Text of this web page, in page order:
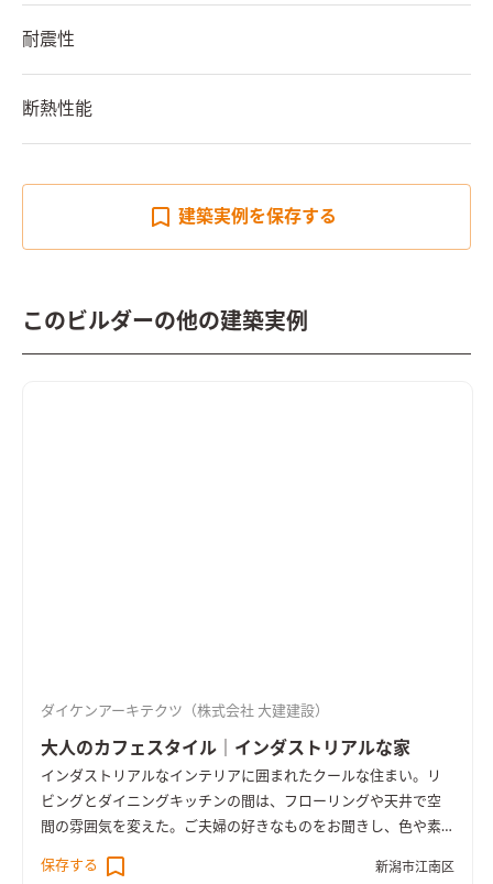
耐震性
断熱性能
建築実例を保存する
このビルダーの他の建築実例
ダイケンアーキテクツ（株式会社 大建建設）
大人のカフェスタイル｜インダストリアルな家
インダストリアルなインテリアに囲まれたクールな住まい。リ
ビングとダイニングキッチンの間は、フローリングや天井で空
間の雰囲気を変えた。ご夫婦の好きなものをお聞きし、色や素
いった。省エネ性能（BELS）5つ星のゼロエネルギー住宅でもあ
保存する 新潟市江南区